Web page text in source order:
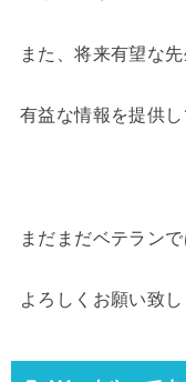
また、将来有望な
有益な情報を提供
まだまだベテラン
よろしくお願い致し